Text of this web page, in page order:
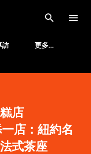
訪 更多…
店
店：紐約名
式茶座